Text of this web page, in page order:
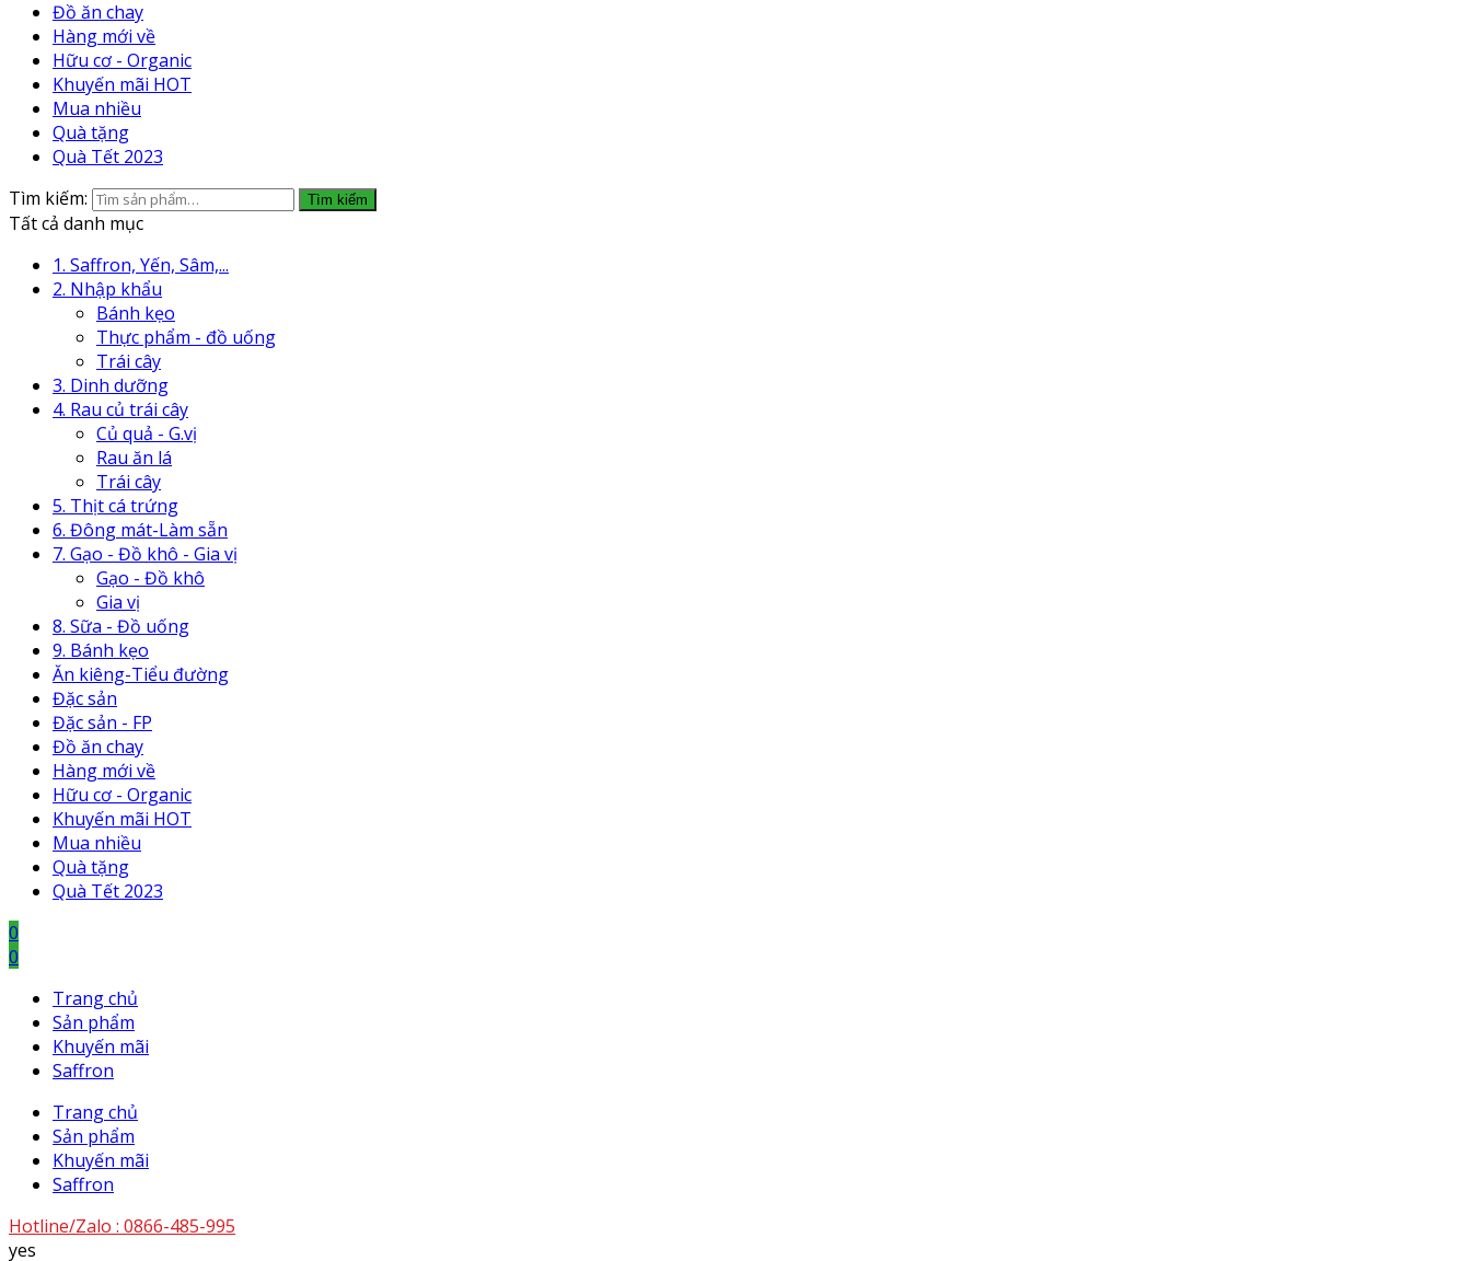
Đồ ăn chay
Hàng mới về
Hữu cơ - Organic
Khuyến mãi HOT
Mua nhiều
Quà tặng
Quà Tết 2023
Tìm kiếm:
Tìm kiếm
Tất cả danh mục
1. Saffron, Yến, Sâm,...
2. Nhập khẩu
Bánh kẹo
Thực phẩm - đồ uống
Trái cây
3. Dinh dưỡng
4. Rau củ trái cây
Củ quả - G.vị
Rau ăn lá
Trái cây
5. Thịt cá trứng
6. Đông mát-Làm sẵn
7. Gạo - Đồ khô - Gia vị
Gạo - Đồ khô
Gia vị
8. Sữa - Đồ uống
9. Bánh kẹo
Ăn kiêng-Tiểu đường
Đặc sản
Đặc sản - FP
Đồ ăn chay
Hàng mới về
Hữu cơ - Organic
Khuyến mãi HOT
Mua nhiều
Quà tặng
Quà Tết 2023
0
0
Trang chủ
Sản phẩm
Khuyến mãi
Saffron
Trang chủ
Sản phẩm
Khuyến mãi
Saffron
Hotline/Zalo : 0866-485-995
yes